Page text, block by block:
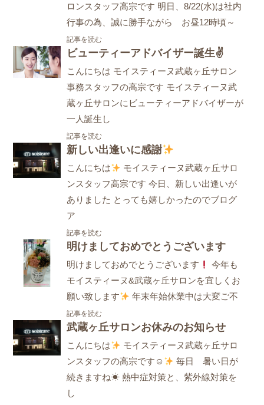
ロンスタッフ高宗です 明日、8/22(水)は社内
行事の為、誠に勝手ながら お昼12時頃～
記事を読む
ビューティーアドバイザー誕生✌
こんにちは モイスティーヌ武蔵ヶ丘サロン
事務スタッフの高宗です モイスティーヌ武
蔵ヶ丘サロンにビューティーアドバイザーが
一人誕生し
記事を読む
新しい出逢いに感謝
こんにちは
モイスティーヌ武蔵ヶ丘サロ
ンスタッフ高宗です 今日、新しい出逢いが
ありました とっても嬉しかったのでブログ
ア
記事を読む
明けましておめでとうございます
明けましておめでとうございます
今年も
モイスティーヌ&武蔵ヶ丘サロンを宜しくお
願い致します
年末年始休業中は大変ご不
記事を読む
武蔵ヶ丘サロンお休みのお知らせ
こんにちは
モイスティーヌ武蔵ヶ丘サロ
ンスタッフの高宗です☺
毎日 暑い日が
続きますね☀ 熱中症対策と、紫外線対策を
し